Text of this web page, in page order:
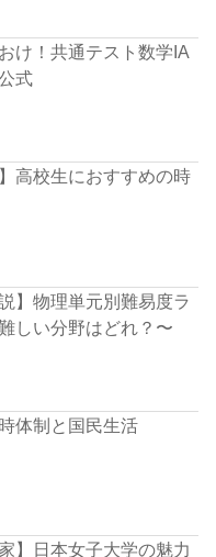
け！共通テスト数学IA
式
高校生におすすめの時
】物理単元別難易度ラ
しい分野はどれ？〜
体制と国民生活
】日本女子大学の魅力